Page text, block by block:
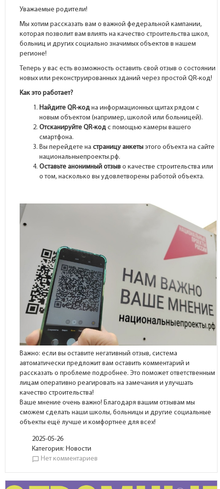
Уважаемые родители!
Мы хотим рассказать вам о важной федеральной кампании,
которая позволит вам влиять на качество строительства школ,
больниц и других социально значимых объектов в нашем
регионе!
Теперь у вас есть возможность оставить свой отзыв о состоянии
новых или реконструированных зданий через простой QR-код!
Как это работает?
Найдите QR-код на информационных щитах рядом с
новым объектом (например, школой или больницей).
Отсканируйте QR-код с помощью камеры вашего
смартфона.
Вы перейдете настраницу анкеты этого объекта на сайте
национальныепроекты.рф.
Оставьте анонимный отзыв о качестве строительства или
о том, насколько вы удовлетворены работой объекта.
Важно: если вы оставите негативный отзыв, система
автоматически предложит вам оставить комментарий и
рассказать о проблеме подробнее. Это поможет ответственным
лицам оперативно реагировать на замечания и улучшать
качество строительства!
Ваше мнение очень важно! Благодаря вашим отзывам мы
сможем сделать наши школы, больницы и другие социальные
объекты ещё лучше и комфортнее для всех!
2025-05-26
Категория: Новости
chat_bubble_outline Нет комментариев